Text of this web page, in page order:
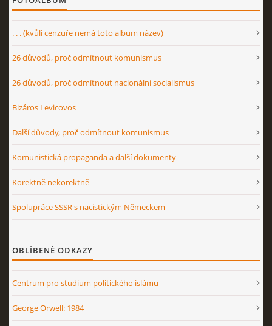
. . . (kvůli cenzuře nemá toto album název)
26 důvodů, proč odmítnout komunismus
26 důvodů, proč odmítnout nacionální socialismus
Bizáros Levicovos
Další důvody, proč odmítnout komunismus
Komunistická propaganda a další dokumenty
Korektně nekorektně
Spolupráce SSSR s nacistickým Německem
OBLÍBENÉ ODKAZY
Centrum pro studium politického islámu
George Orwell: 1984